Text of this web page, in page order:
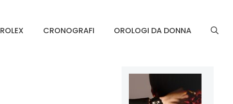
ROLEX CRONOGRAFI OROLOGI DA DONNA